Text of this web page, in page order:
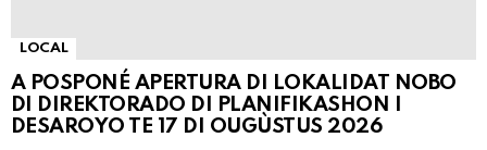
LOCAL
A POSPONÉ APERTURA DI LOKALIDAT NOBO
DI DIREKTORADO DI PLANIFIKASHON I
DESAROYO TE 17 DI OUGÙSTUS 2026